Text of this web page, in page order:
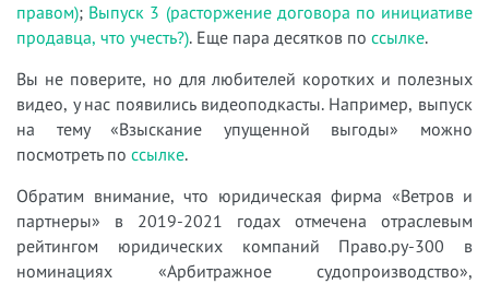
правом); Выпуск 3 (расторжение договора по инициативе
продавца, что учесть?). Еще пара десятков по ссылке.
Вы не поверите, но для любителей коротких и полезных
видео, у нас появились видеоподкасты. Например, выпуск
на тему «Взыскание упущенной выгоды» можно
посмотреть по ссылке.
Обратим внимание, что юридическая фирма «Ветров и
партнеры» в 2019-2021 годах отмечена отраслевым
рейтингом юридических компаний Право.ру-300 в
номинациях «Арбитражное судопроизводство»,